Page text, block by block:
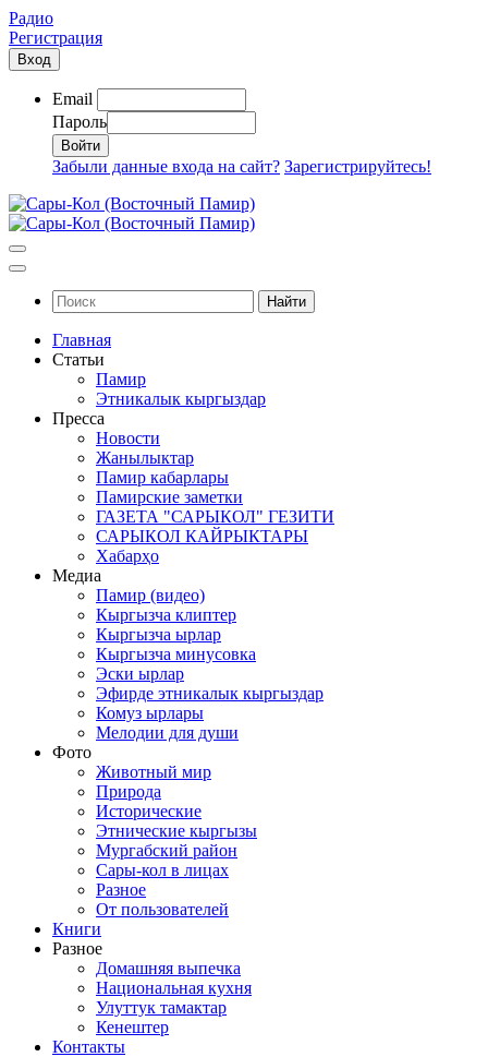
Радио
Регистрация
Вход
Email
Пароль
Забыли данные входа на сайт? Зарегистрируйтесь!
Найти
Главная
Статьи
Памир
Этникалык кыргыздар
Пресса
Новости
Жанылыктар
Памир кабарлары
Памирские заметки
ГАЗЕТА "САРЫКОЛ" ГЕЗИТИ
САРЫКОЛ КАЙРЫКТАРЫ
Хабарҳо
Медиа
Памир (видео)
Кыргызча клиптер
Кыргызча ырлар
Кыргызча минусовка
Эски ырлар
Эфирде этникалык кыргыздар
Комуз ырлары
Мелодии для души
Фото
Животный мир
Природа
Исторические
Этнические кыргызы
Мургабский район
Сары-кол в лицах
Разное
От пользователей
Книги
Разное
Домашняя выпечка
Национальная кухня
Улуттук тамактар
Кенештер
Контакты